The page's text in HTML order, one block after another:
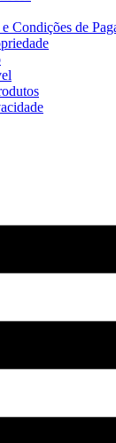
Condições de